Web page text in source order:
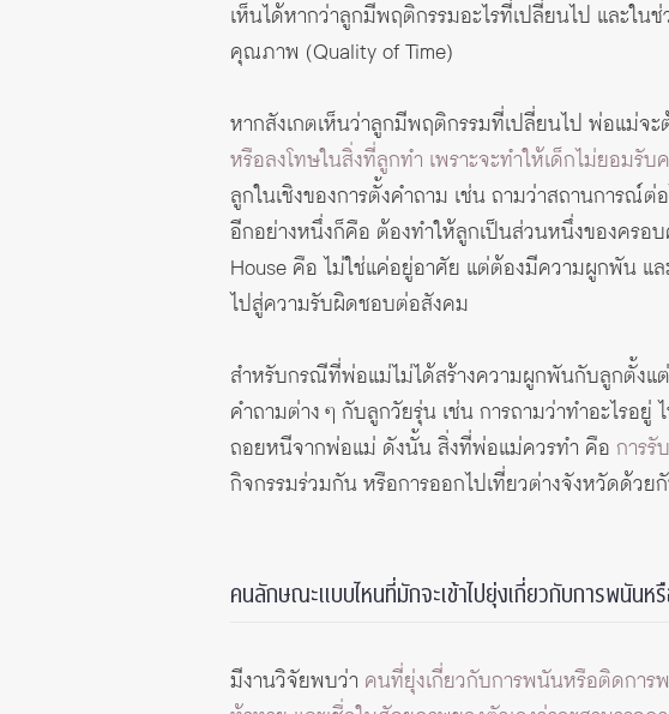
เห็นได้หากว่าลูกมีพฤติกรรมอะไรที่เปลี่ยนไป และใน
คุณภาพ (Quality of Time)
หากสังเกตเห็นว่าลูกมีพฤติกรรมที่เปลี่ยนไป พ่อแม่จ
หรือลงโทษในสิ่งที่ลูกทำ เพราะจะทำให้เด็กไม่ยอมรับ
ลูกในเชิงของการตั้งคำถาม เช่น ถามว่าสถานการณ์
อีกอย่างหนึ่งก็คือ ต้องทำให้ลูกเป็นส่วนหนึ่งของครอ
House คือ ไม่ใช่แค่อยู่อาศัย แต่ต้องมีความผูกพัน แ
ไปสู่ความรับผิดชอบต่อสังคม
สำหรับกรณีที่พ่อแม่ไม่ได้สร้างความผูกพันกับลูกตั้งแต่
คำถามต่าง ๆ กับลูกวัยรุ่น เช่น การถามว่าทำอะไรอยู่
ถอยหนีจากพ่อแม่ ดังนั้น สิ่งที่พ่อแม่ควรทำ คือ การรั
กิจกรรมร่วมกัน หรือการออกไปเที่ยวต่างจังหวัดด้ว
คนลักษณะแบบไหนที่มักจะเข้าไปยุ่งเกี่ยวกับการพนันห
มีงานวิจัยพบว่า คนที่ยุ่งเกี่ยวกับการพนันหรือติดกา